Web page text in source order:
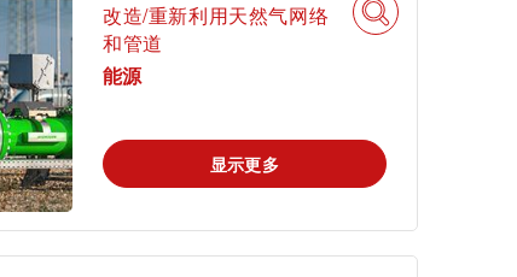
改造/重新利用天然气网络
和管道
能源
显示更多